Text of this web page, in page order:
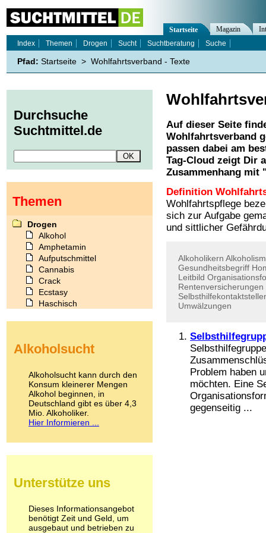
Auf dieser Seite
Wohlfahrtsverband
passen dabei am
Tag-Cloud zeigt Dir
Zusammenhang mit
Definition
Wohlfahrtspflege
sich zur Aufgabe
und sittlicher
Alkoholikern
Gesundheitsbegriff
Leitbild
Rentenversicherungen
Umwälzungen
Problem haben
möchten. Eine
gegenseitig ...
Startseite Magazin
Index
Themen Drogen Sucht Suchtberatung Suche
Pfad: Startseite > Wohlfahrtsverband - Texte
Durchsuche
Suchtmittel.de
Themen
Drogen
Alkohol
Amphetamin
Aufputschmittel
Cannabis
Crack
Ecstasy
Haschisch
Kokain
LSD
Marihuana
Medikamente
Meskalin
Metamphetamin
Methadon
Pilze
Psychopharmaka
Schlafmittel
Schmerzmittel
Alkoholsucht
Alkoholsucht kann durch den
Konsum kleinerer Mengen
Alkohol beginnen, in
Deutschland gibt es über 4,3
Mio. Alkoholiker.
Hier Informieren ...
Unterstütze uns
Dieses Informationsangebot
benötigt Zeit und Geld, um
ausgebaut und betrieben zu